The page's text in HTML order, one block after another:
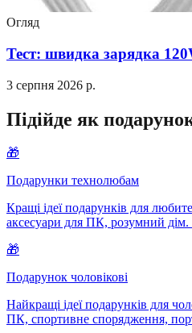
Огляд
Тест: швидка зарядка
3 серпня 2026 р.
Підійде як
🎁
Подарунки технолюбам
Кращі ідеї подарунків для
аксесуари для ПК, розумний
🎁
Подарунок чоловікові
Найкращі ідеї подарунків для
ПК, спортивне спорядження,